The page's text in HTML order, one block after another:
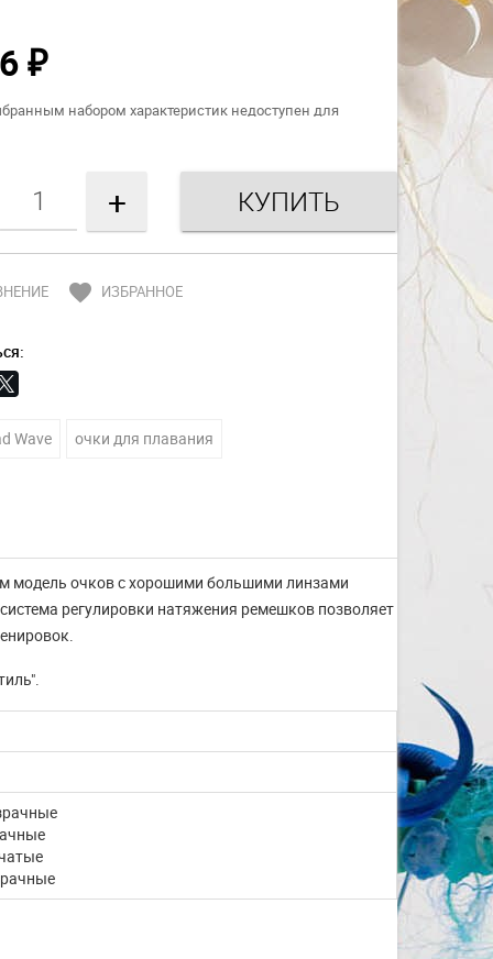
₽
набором характеристик недоступен для
+
favorite ИЗБРАННОЕ
Wave очки для плавания
модель очков с хорошими большими линзами
регулировки натяжения ремешков позволяет